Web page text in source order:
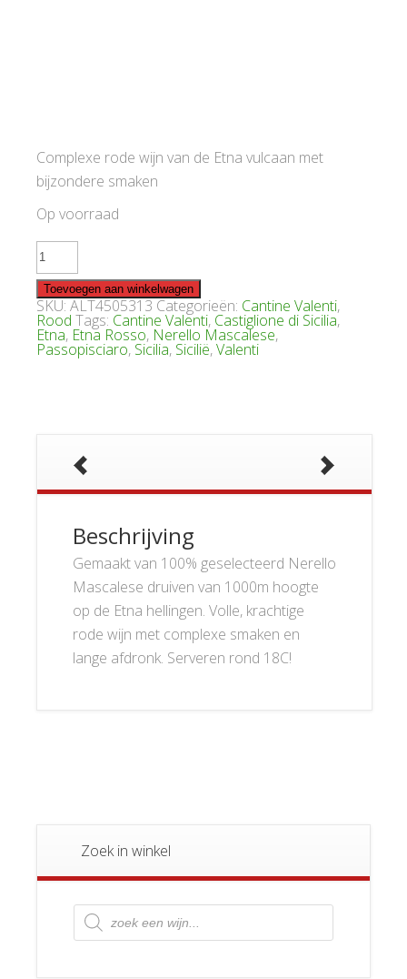
Complexe rode wijn van de Etna vulcaan met
bijzondere smaken
Op voorraad
Valenti
Puritani
Etna
Rosso
2013
aantal
Toevoegen aan winkelwagen
SKU: ALT4505313 Categorieën: Cantine Valenti,
Rood Tags: Cantine Valenti, Castiglione di Sicilia,
Etna, Etna Rosso, Nerello Mascalese,
Passopisciaro, Sicilia, Sicilië,Valenti
Beschrijving
Gemaakt van 100% geselecteerd Nerello
Mascalese druiven van 1000m hoogte
op de Etna hellingen. Volle, krachtige
rode wijn met complexe smaken en
lange afdronk. Serveren rond 18C!
Zoek in winkel
Producten
zoeken